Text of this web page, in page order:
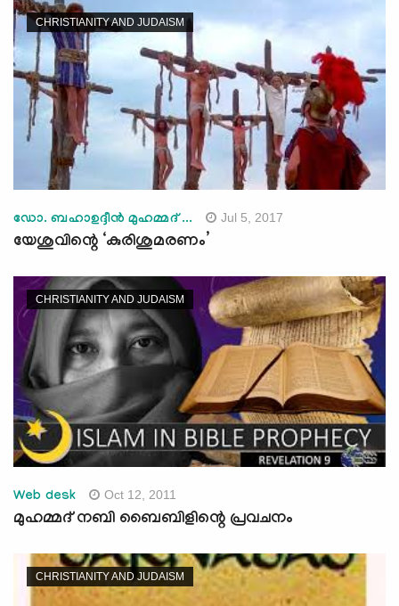
CHRISTIANITY AND JUDAISM
ഡോ. ബഹാഉദ്ദീന്‍ മുഹമ്മദ് ... Jul 5, 2017
യേശുവിന്റെ ‘കുരിശുമരണം’
CHRISTIANITY AND JUDAISM
Web desk Oct 12, 2011
മുഹമ്മദ് നബി ബൈബിളിന്റെ പ്രവചനം
CHRISTIANITY AND JUDAISM